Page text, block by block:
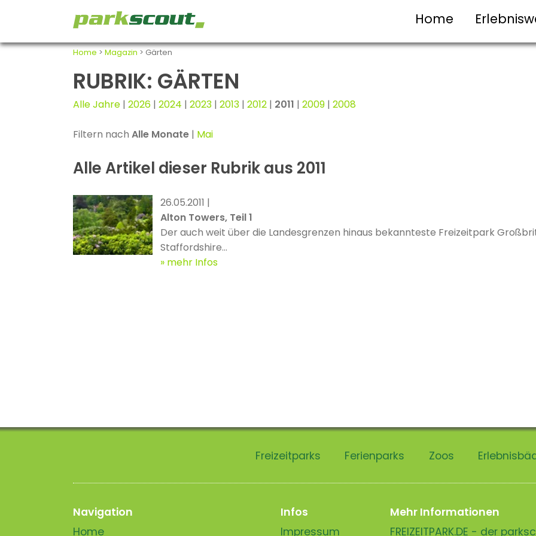
Home
Home > Magazin > Gärten
RUBRIK: GÄRTEN
Alle Jahre | 2026 | 2024 | 2023 | 2013 | 2012 | 2011 | 2009 | 2008
Filtern nach Alle Monate | Mai
Alle Artikel dieser Rubrik aus 2011
26.05.2011 |
Alton Towers, Teil 1
Der auch weit über die Landesgrenzen hinaus bekannteste Freizeitpark
Staffordshire...
mehr Infos
Freizeitparks Ferienparks Zoos
Navigation
Home
Infos
Impressum
Mehr Informationen
FREIZEITPARK.DE - der